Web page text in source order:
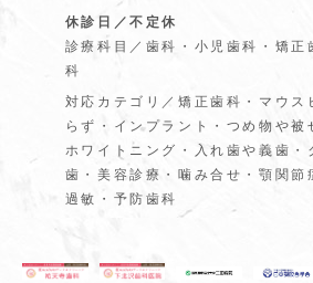
休診日／不定休
診療科目／歯科・小児歯科・矯正
科
対応カテゴリ／矯正歯科・マウス
らず・インプラント・つめ物や被
ホワイトニング・入れ歯や義歯・
歯・美容診療・噛み合せ・顎関節
過敏・予防歯科